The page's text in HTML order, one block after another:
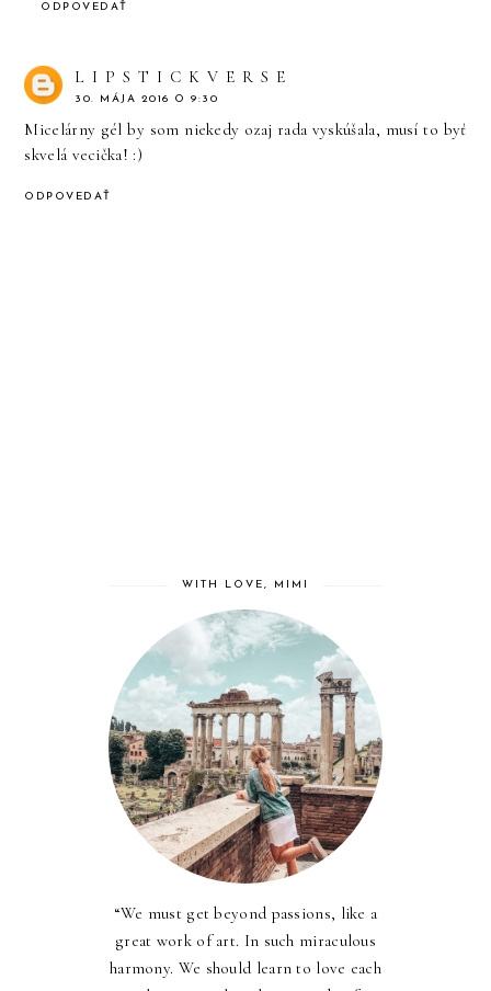
ODPOVEDAŤ
L I P S T I C K V E R S E
30. MÁJA 2016 O 9:30
Micelárny gél by som niekedy ozaj rada vyskúšala, musí to byť
skvelá vecička! :)
ODPOVEDAŤ
WITH LOVE, MIMI
“We must get beyond passions, like a
great work of art. In such miraculous
harmony. We should learn to love each